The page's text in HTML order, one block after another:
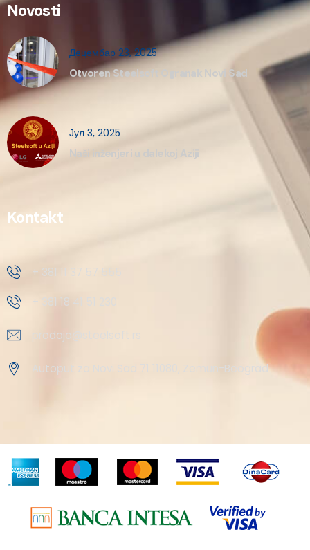
Novosti
Децембар 23, 2025
Otvoren Steelsoft Ogranak Novi Sad
Јул 3, 2025
Naši inženjeri u dalekoj Aziji
Kontakt
+ 381 11 37 57 555
+ 381 18 41 51 230
prodaja@steelsoft.rs
Autoput za Novi Sad 71 11080, Zemun-Beograd